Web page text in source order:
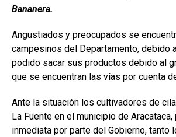
Bananera.
Angustiados y preocupados se
campesinos del Departamento, debido
podido sacar sus productos debido al
que se encuentran las vías por cuenta
Ante la situación los cultivadores de
La Fuente en el municipio de
inmediata por parte del Gobierno, tanto